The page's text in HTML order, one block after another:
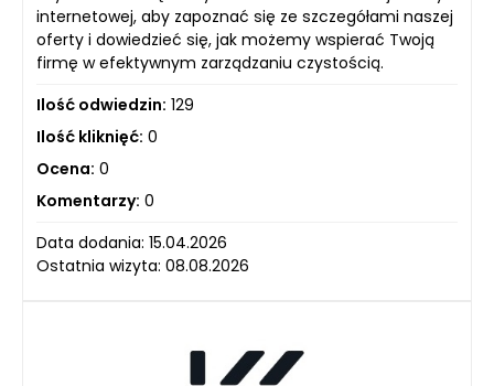
internetowej, aby zapoznać się ze szczegółami naszej
oferty i dowiedzieć się, jak możemy wspierać Twoją
firmę w efektywnym zarządzaniu czystością.
Ilość odwiedzin: 129
Ilość kliknięć: 0
Ocena: 0
Komentarzy: 0
Data dodania: 15.04.2026
Ostatnia wizyta: 08.08.2026